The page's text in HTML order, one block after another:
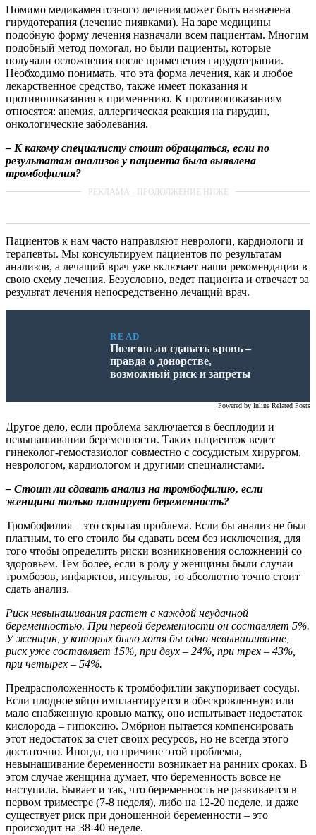
Помимо медикаментозного лечения может быть назначена
гирудотерапия (лечение пиявками). На заре медицины
подобную форму лечения назначали всем пациентам. Многим
подобный метод помогал, но были пациенты, которые
получали осложнения после применения гирудотерапии.
Необходимо понимать, что эта форма лечения, как и любое
лекарственное средство, также имеет показания и
противопоказания к применению. К противопоказаниям
относятся: анемия, аллергическая реакция на гирудин,
онкологические заболевания.
– К какому специалисту стоит обращаться, если по
результатам анализов у пациента была выявлена
тромбофилия?
Пациентов к нам часто направляют неврологи, кардиологи и
терапевты. Мы консультируем пациентов по результатам
анализов, а лечащий врач уже включает наши рекомендации в
свою схему лечения. Безусловно, ведет пациента и отвечает за
результат лечения непосредственно лечащий врач.
READ
Полезно ли сдавать кровь –
правда о донорстве,
возможный риск и запреты
Powered by Inline Related Posts
Другое дело, если проблема заключается в бесплодии и
невынашивании беременности. Таких пациенток ведет
гинеколог-гемостазиолог совместно с сосудистым хирургом,
неврологом, кардиологом и другими специалистами.
– Стоит ли сдавать анализ на тромбофилию, если
женщина только планирует беременность?
Тромбофилия – это скрытая проблема. Если бы анализ не был
платным, то его стоило бы сдавать всем без исключения, для
того чтобы определить риски возникновения осложнений со
здоровьем. Тем более, если в роду у женщины были случаи
тромбозов, инфарктов, инсультов, то абсолютно точно стоит
сдать анализ.
Риск невынашивания растет с каждой неудачной
беременностью. При первой беременности он составляет 5%.
У женщин, у которых было хотя бы одно невынашивание,
риск уже составляет 15%, при двух – 24%, при трех – 43%,
при четырех – 54%.
Предрасположенность к тромбофилии закупоривает сосуды.
Если плодное яйцо имплантируется в обескровленную или
мало снабженную кровью матку, оно испытывает недостаток
кислорода – гипоксию. Эмбрион пытается компенсировать
этот недостаток за счет своих ресурсов, но не всегда этого
достаточно. Иногда, по причине этой проблемы,
невынашивание беременности возникает на ранних сроках. В
этом случае женщина думает, что беременность вовсе не
наступила. Бывает и так, что беременность не развивается в
первом триместре (7-8 неделя), либо на 12-20 неделе, и даже
существует риск при доношенной беременности – это
происходит на 38-40 неделе.